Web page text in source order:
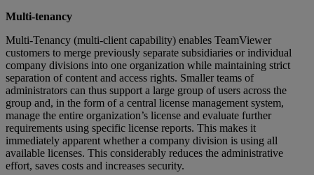
Multi-tenancy
Multi-Tenancy (multi-client capability) enables TeamViewer
customers to merge previously separate subsidiaries or individual
company divisions into one organization while maintaining strict
separation of content and access rights. Smaller teams of
administrators can thus support a large group of users across the
group and, in the form of a central license management system,
manage the entire organization’s license and evaluate further
requirements using specific license reports. This makes it
immediately apparent whether a company division is using all
available licenses. This considerably reduces the administrative
effort, saves costs and increases security.